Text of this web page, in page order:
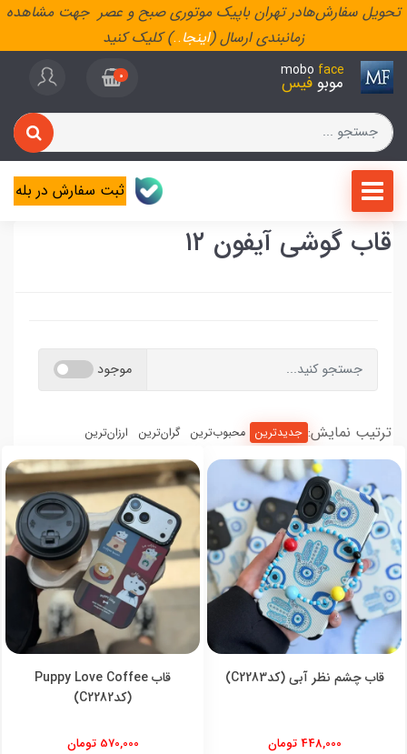
تحویل سفارش‌هادر تهران باپیک موتوری صبح و عصر جهت مشاهده
زمانبندی ارسال (اینجا..) کلیک کنید
mobo face
موبو فیس 0
ثبت سفارش در بله
قاب گوشی آیفون ۱۲
موجود
ترتیب نمایش: جدیدترین محبوب‌ترین گران‌ترین ارزان‌ترین
قاب چشم نظر آبی (کدC2283)
448,000 تومان
قاب Puppy Love Coffee
(کدC2282)
570,000 تومان